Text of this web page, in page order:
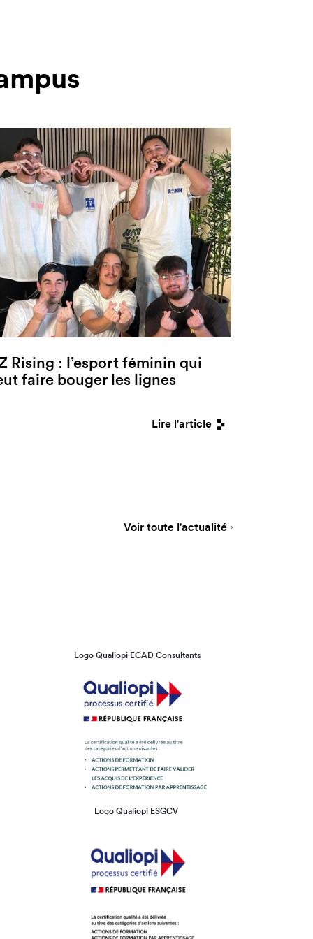
Rising : l’esport féminin qui
faire bouger les lignes
Lire l'article
Voir toute l'actualité
Logo Qualiopi ECAD Consultants
Logo Qualiopi ESGCV